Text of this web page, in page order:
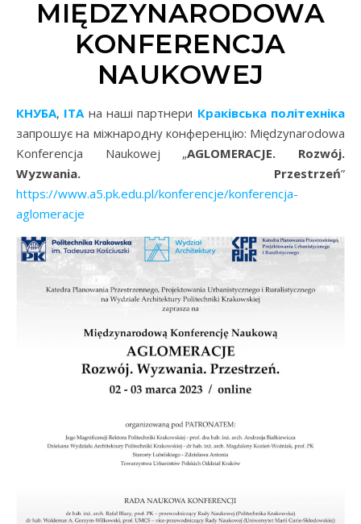
MIĘDZYNARODOWA
KONFERENCJA
NAUKOWEJ
КНУБА, ІТАна наші партнери Краківська політехніка
запрошує на міжнародну конференцію: Międzynarodowa
Konferencja Naukowej „AGLOMERACJE. Rozwój.
Wyzwania. Przestrzeń”
https://www.a5.pk.edu.pl/konferencje/konferencja-
aglomeracje